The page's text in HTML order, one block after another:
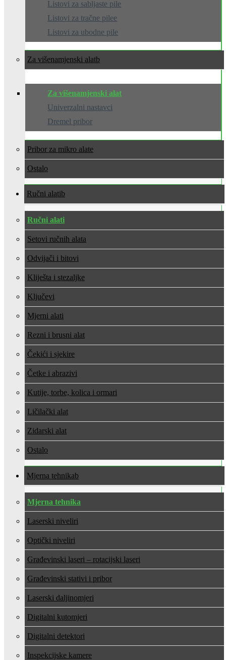
Listovi za sabljaste pile
Listovi za tračne pilee
Listovi za ubodne pile
Za višenamjenski alat
Za višenamjenski alat
Univerzalni nastavci
Dremel pribor
Pribor za mikro alate
Ostalo
Ručni alati
Ručni alati
Setovi ručnih alata
Odvijači i bitovi
Kliješta i stezaljke
Ključevi
Mjerni alati
Rezni i brusni alat
Čekići i sjekire
Četke i abrazivi
Kutije, torbe, kolica i ormari
Ličilački alat
Zidarski alat
Ostalo
Mjerna tehnika
Mjerna tehnika
Laserski niveliri
Optički niveliri
Građevinski laseri – rotacijski laseri
Građevinski stativi i pribor
Laserski daljinomjeri
Digitalni kutomjeri
Digitalni detektori
Inspekcijske kamere